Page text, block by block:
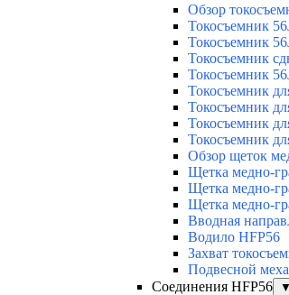
Обзор
Токосъемник
Токосъемник
Токосъемник
Токосъемник
Токосъемник
Токосъемник
Токосъемник
Токосъемник
Обзор щеток
Щетка медно-
Щетка медно-
Щетка медно-
Вводная
Водило HFP56
Захват
Подвесной
Соединения HFP56
▼